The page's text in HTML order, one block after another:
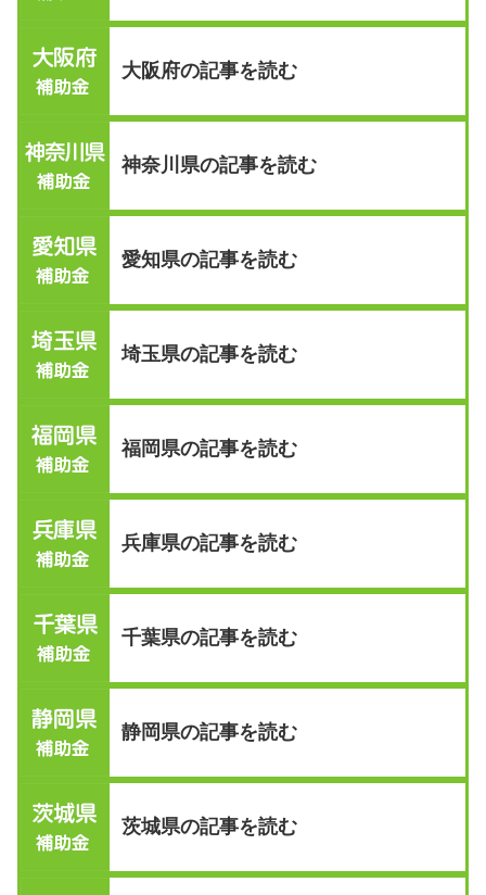
大阪府の記事を読む
神奈川県の記事を読む
愛知県の記事を読む
埼玉県の記事を読む
福岡県の記事を読む
兵庫県の記事を読む
千葉県の記事を読む
静岡県の記事を読む
茨城県の記事を読む